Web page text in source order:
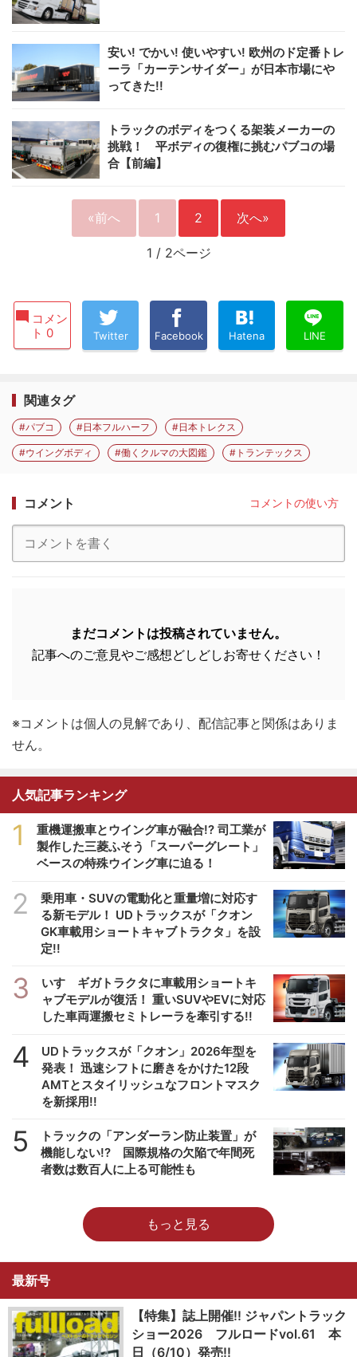
安い! でかい! 使いやすい! 欧州のド定番トレ
ーラ「カーテンサイダー」が日本市場にや
ってきた!!
トラックのボディをつくる架装メーカーの
挑戦！ 平ボディの復権に挑むパブコの場
合【前編】
«前へ 1 2 次へ»
1 / 2ページ
コメン
ト 0
Twitter Facebook Hatena LINE
関連タグ
#パブコ #日本フルハーフ #日本トレクス
#ウイングボディ #働くクルマの大図鑑 #トランテックス
コメント コメントの使い方
まだコメントは投稿されていません。
記事へのご意見やご感想どしどしお寄せください！
※コメントは個人の見解であり、配信記事と関係はありま
せん。
人気記事ランキング
1
重機運搬車とウイング車が融合!? 司工業が
製作した三菱ふそう「スーパーグレート」
ベースの特殊ウイング車に迫る！
2
乗用車・SUVの電動化と重量増に対応す
る新モデル！ UDトラックスが「クオン
GK車載用ショートキャブトラクタ」を設
定!!
3
いすゞギガトラクタに車載用ショートキ
ャブモデルが復活！ 重いSUVやEVに対応
した車両運搬セミトレーラを牽引する!!
4
UDトラックスが「クオン」2026年型を
発表！ 迅速シフトに磨きをかけた12段
AMTとスタイリッシュなフロントマスク
を新採用!!
5
トラックの「アンダーラン防止装置」が
機能しない!? 国際規格の欠陥で年間死
者数は数百人に上る可能性も
もっと見る
最新号
【特集】誌上開催!! ジャパントラック
ショー2026 フルロードvol.61 本
日（6/10）発売!!